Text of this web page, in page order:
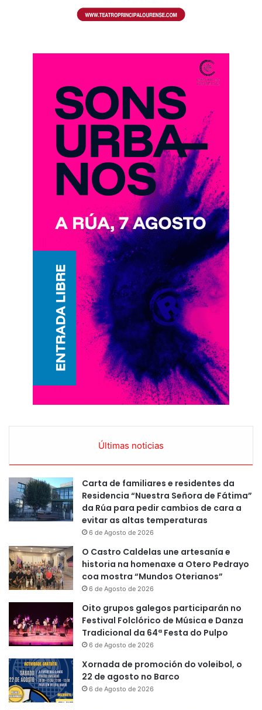
Últimas noticias
Carta de familiares e residentes da
Residencia “Nuestra Señora de Fátima”
da Rúa para pedir cambios de cara a
evitar as altas temperaturas
6 de Agosto de 2026
O Castro Caldelas une artesanía e
historia na homenaxe a Otero Pedrayo
coa mostra “Mundos Oterianos”
6 de Agosto de 2026
Oito grupos galegos participarán no
Festival Folclórico de Música e Danza
Tradicional da 64ª Festa do Pulpo
6 de Agosto de 2026
Xornada de promoción do voleibol, o
22 de agosto no Barco
6 de Agosto de 2026